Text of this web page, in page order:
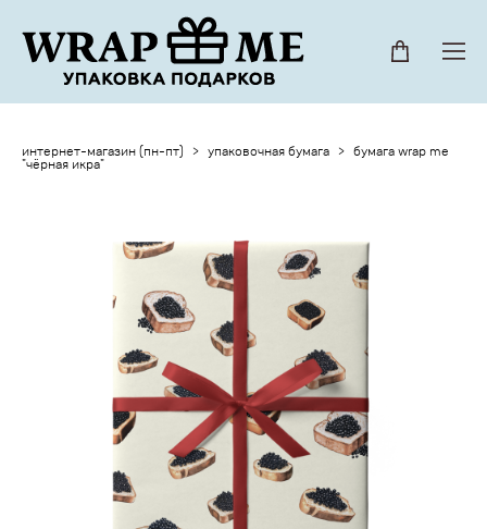
интернет-магазин (пн-пт) > упаковочная бумага >
бумага wrap me
"чёрная икра"